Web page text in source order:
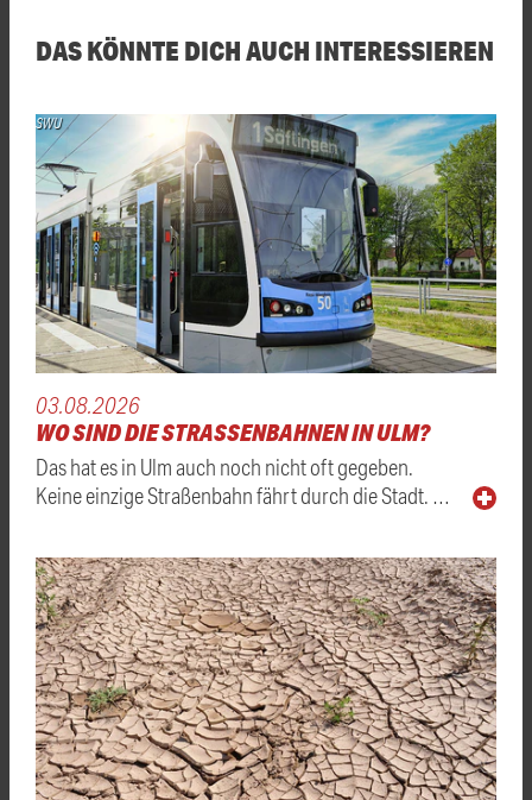
DAS KÖNNTE DICH AUCH INTERESSIEREN
SWU
03.08.2026
WO SIND DIE STRASSENBAHNEN IN ULM?
Das hat es in Ulm auch noch nicht oft gegeben.
Keine einzige Straßenbahn fährt durch die Stadt. …